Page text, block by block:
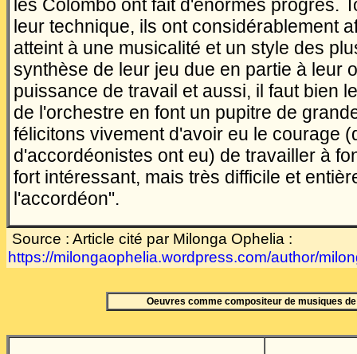
les Colombo ont fait d'énormes progrès.
leur technique, ils ont considérablement
atteint à une musicalité et un style des
synthèse de leur jeu due en partie à leur
puissance de travail et aussi, il faut bien
de l'orchestre en font un pupitre de
félicitons vivement d'avoir eu le courage
d'accordéonistes ont eu) de travailler à
fort intéressant, mais très difficile et
l'accordéon".
Source : Article cité par Milonga Ophelia :
https://milongaophelia.wordpress.com/author/
Oeuvres comme compositeur de musiques